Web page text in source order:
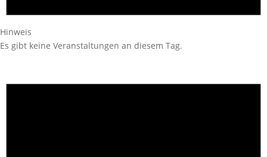
Hinweis
Es gibt keine Veranstaltungen an diesem Tag.